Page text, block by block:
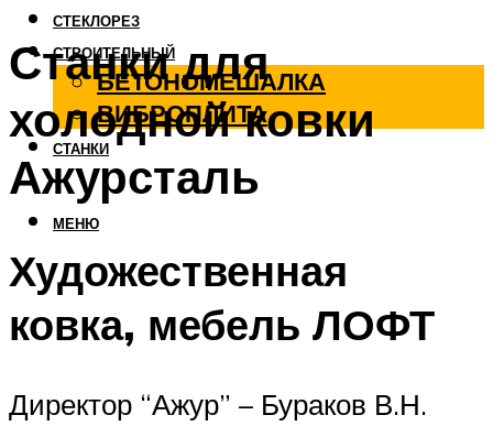
СТЕКЛОРЕЗ
СТРОИТЕЛЬНЫЙ
БЕТОНОМЕШАЛКА
ВИБРОПЛИТА
СТАНКИ
МЕНЮ
Станки для
холодной ковки
Ажурсталь
Художественная
ковка, мебель ЛОФТ
Директор “Ажур” – Бураков В.Н.